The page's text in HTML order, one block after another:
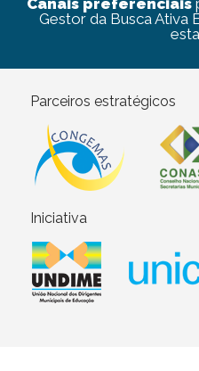
Canais preferenciais
Gestor da Busca Ativa
Parceiros estratégicos
Iniciativa